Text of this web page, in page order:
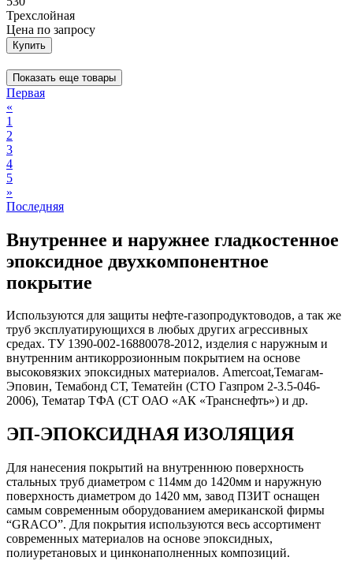
Трехслойная
Цена по запросу
Купить
Показать еще товары
Первая
«
1
2
3
4
5
»
Последняя
Внутреннее и наружнее гладкостенное
эпоксидное двухкомпонентное
покрытие
Используются для защиты нефте-газопродуктоводов, а так же
труб эксплуатирующихся в любых других агрессивных
средах. ТУ 1390-002-16880078-2012, изделия с наружным и
внутренним антикоррозионным покрытием на основе
высоковязких эпоксидных материалов. Amercoat,Темагам-
Эповин, Темабонд СТ, Тематейн (СТО Газпром 2-3.5-046-
2006), Тематар ТФА (СТ ОАО «АК «Транснефть») и др.
ЭП-ЭПОКСИДНАЯ ИЗОЛЯЦИЯ
Для нанесения покрытий на внутреннюю поверхность
стальных труб диаметром с 114мм до 1420мм и наружную
поверхность диаметром до 1420 мм, завод ПЗИТ оснащен
самым современным оборудованием американской фирмы
“GRACO”. Для покрытия используются весь ассортимент
современных материалов на основе эпоксидных,
полиуретановых и цинконаполненных композиций.